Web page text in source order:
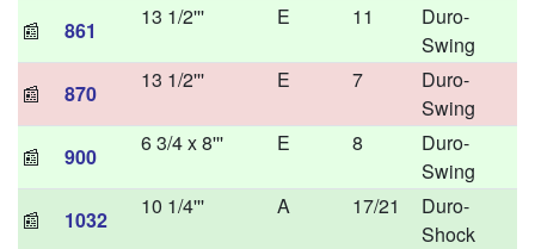
📰
861
13 1/2''' E 11
Duro-
Swing
📰
870
13 1/2''' E 7
Duro-
Swing
📰
900
6 3/4 x 8''' E 8
Duro-
Swing
📰
1032
10 1/4''' A 17/21
Duro-
Shock